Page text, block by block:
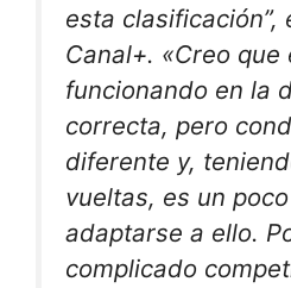
esta clasificación”,
Canal+. «Creo que
funcionando en la
correcta, pero
diferente y,
vueltas, es un
adaptarse a ello.
complicado